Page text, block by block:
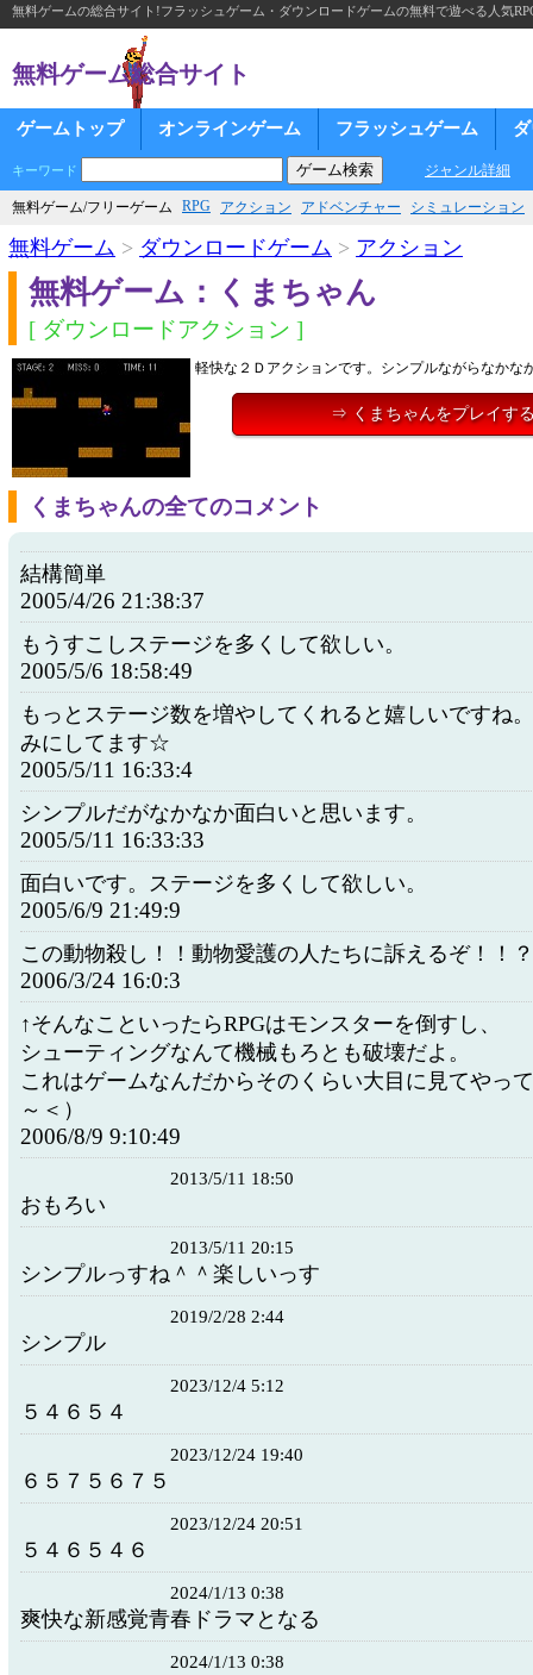
無料ゲームの総合サイト!フラッシュゲーム・ダウンロードゲームの無料で遊べる人気
無料ゲーム総合サイト
ゲームトップ オンラインゲーム フラッシュゲーム
キーワード ジャンル詳細
無料ゲーム/フリーゲーム RPG アクション アドベンチャー シミュレーション
無料ゲーム > ダウンロードゲーム > アクション
無料ゲーム：くまちゃん
[ ダウンロードアクション ]
軽快な２Ｄアクションです。シンプルながらなかな
⇒ くまちゃんをプレイす
くまちゃんの全てのコメント
結構簡単
2005/4/26 21:38:37
もうすこしステージを多くして欲しい。
2005/5/6 18:58:49
もっとステージ数を増やしてくれると嬉しいですね
みにしてます☆
2005/5/11 16:33:4
シンプルだがなかなか面白いと思います。
2005/5/11 16:33:33
面白いです。ステージを多くして欲しい。
2005/6/9 21:49:9
この動物殺し！！動物愛護の人たちに訴えるぞ！！？
2006/3/24 16:0:3
↑そんなこといったらRPGはモンスターを倒すし、
シューティングなんて機械もろとも破壊だよ。
これはゲームなんだからそのくらい大目に見てやっ
～＜）
2006/8/9 9:10:49
2013/5/11 18:50
おもろい
2013/5/11 20:15
シンプルっすね＾＾楽しいっす
2019/2/28 2:44
シンプル
2023/12/4 5:12
５４６５４
2023/12/24 19:40
６５７５６７５
2023/12/24 20:51
５４６５４６
2024/1/13 0:38
爽快な新感覚青春ドラマとなる
2024/1/13 0:38